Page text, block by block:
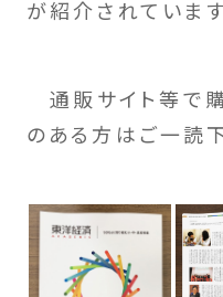
が紹介されています
通販サイト等で
のある方はご一読